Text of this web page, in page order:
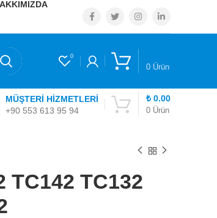
0
0 Ürün
MÜŞTERİ HİZMETLERİ
+90 553 613 95 94
0 Ürün
₺ 0.00
TC142 TC132